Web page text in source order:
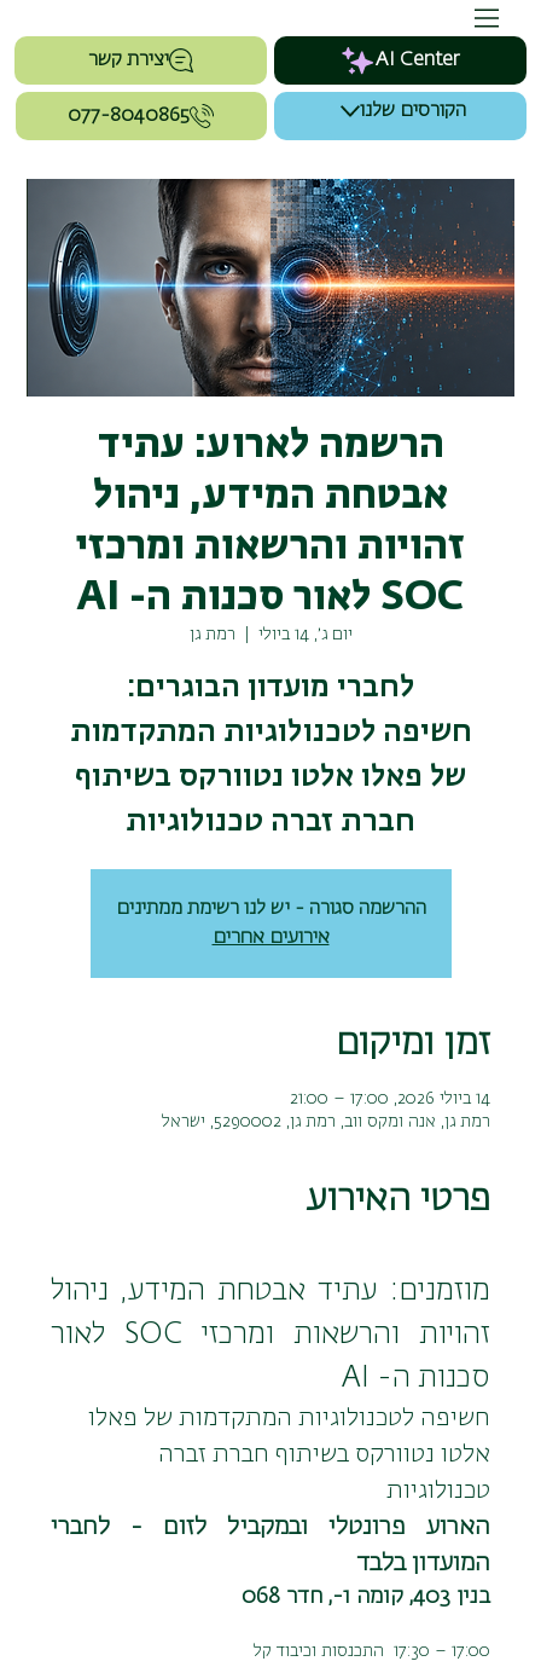
077-8040865
יצירת קשר AI Center
הקורסים שלנו
הרשמה לארוע: עתיד
אבטחת המידע, ניהול
זהויות והרשאות ומרכזי
SOC לאור סכנות ה- AI
יום ג׳, 14 ביולי רמת גן
חשיפה לטכנולוגיות המתקדמות
של פאלו אלטו נטוורקס בשיתוף
חברת זברה טכנולוגיות
ההרשמה סגורה - יש לנו רשימת ממתינים
אירועים אחרים
זמן ומיקום
14 ביולי 2026, 17:00 – 21:00
רמת גן, אנה ומקס ווב, רמת גן, 5290002, ישראל
פרטי האירוע
מוזמנים: עתיד אבטחת המידע, ניהול
זהויות והרשאות ומרכזי SOC לאור
סכנות ה- AI
חשיפה לטכנולוגיות המתקדמות של פאלו
אלטו נטוורקס בשיתוף חברת זברה
טכנולוגיות
הארוע פרונטלי ובמקביל לזום - לחברי
המועדון בלבד
בנין 403, קומה 1-, חדר 068
17:00 – 17:30  התכנסות וכיבוד קל